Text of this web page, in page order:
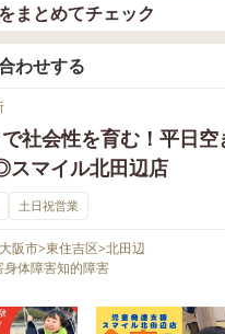
まとめてチェック
わせする
で社会性を育む！平日空
マイル北田辺店
土日祝営業
大阪市>東住吉区>北田辺
身体障害知的障害